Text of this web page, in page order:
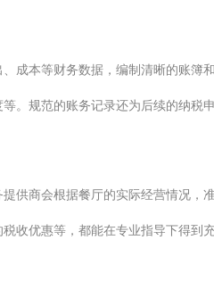
成本等财务数据，编制清晰的账簿
。规范的账务记录还为后续的纳税
供商会根据餐厅的实际经营情况，
收优惠等，都能在专业指导下得到充